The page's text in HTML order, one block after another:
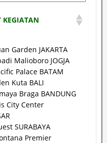
KEGIATAN
Garden JAKARTA
Malioboro JOGJA
Palace BATAM
Kuta BALI
Braga BANDUNG
City Center
SURABAYA
Premier